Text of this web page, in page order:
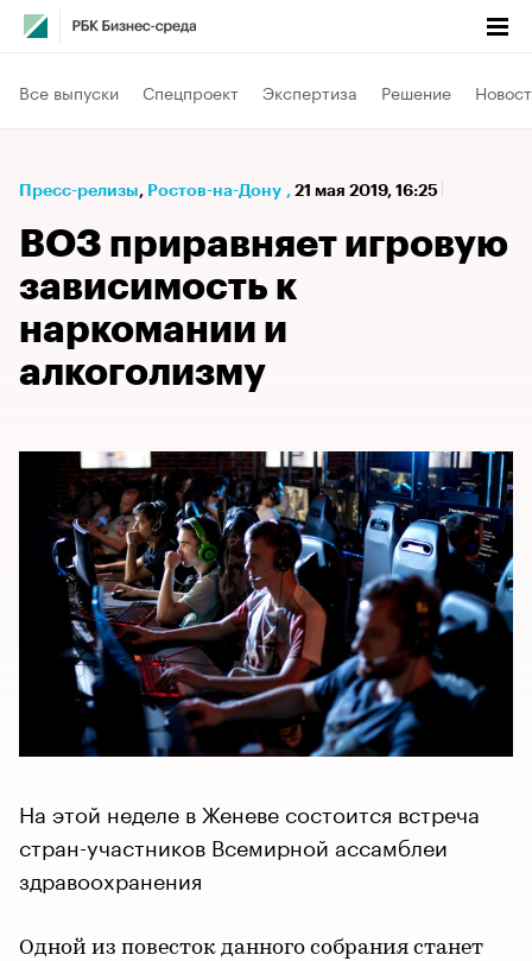
Все выпуски Спецпроект Экспертиза Решение
Пресс-релизы⁠, Ростов-на-Дону , 21 мая 2019, 16:25
ВОЗ приравняет игровую
зависимость к
наркомании и
алкоголизму
На этой неделе в Женеве состоится встреча
стран-участников Всемирной ассамблеи
здравоохранения
Одной из повесток данного собрания станет